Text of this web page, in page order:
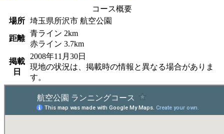
コース概要
場所
埼玉県所沢市 航空公園
距離
青ライン 2km
赤ライン 3.7km
掲載
日
2008年11月30日
現地の状況は、掲載時の情報と異なる場合がありま
す。